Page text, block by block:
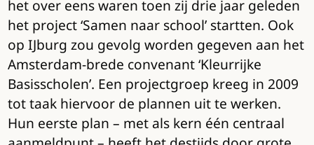
het over eens waren toen zij drie jaar geleden
het project ‘Samen naar school’ startten. Ook
op IJburg zou gevolg worden gegeven aan het
Amsterdam-brede convenant ‘Kleurrijke
Basisscholen’. Een projectgroep kreeg in 2009
tot taak hiervoor de plannen uit te werken.
Hun eerste plan – met als kern één centraal